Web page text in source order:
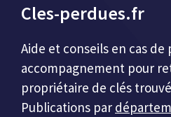
Cles-perdues.fr
Aide et conseils en cas
accompagnement pour
propriétaire de clés
Publications par